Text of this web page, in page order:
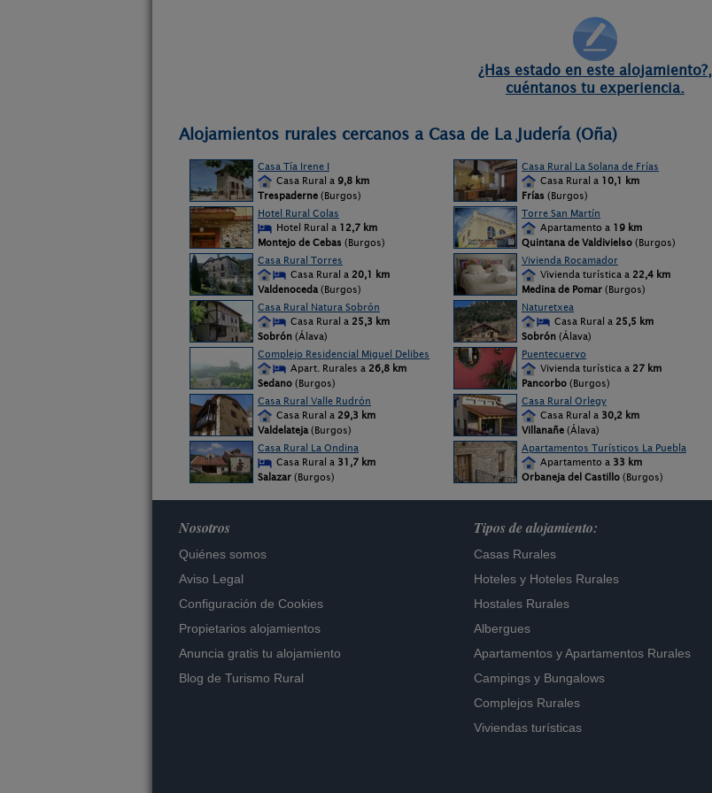
¿Has estado en este alojamiento?,
cuéntanos tu experiencia.
Alojamientos rurales cercanos a Casa de La Judería (Oña)
Casa Tía Irene I
Casa Rural a 9,8 km
Trespaderne (Burgos)
Casa Rural La Solana de Frías
Casa Rural a 10,1 km
Frías (Burgos)
Hotel Rural Colas
Hotel Rural a 12,7 km
Montejo de Cebas (Burgos)
Torre San Martín
Apartamento a 19 km
Quintana de Valdivielso (Burgos)
Casa Rural Torres
Casa Rural a 20,1 km
Valdenoceda (Burgos)
Vivienda Rocamador
Vivienda turística a 22,4 km
Medina de Pomar (Burgos)
Casa Rural Natura Sobrón
Casa Rural a 25,3 km
Sobrón (Álava)
Naturetxea
Casa Rural a 25,5 km
Sobrón (Álava)
Complejo Residencial Miguel Delibes
Apart. Rurales a 26,8 km
Sedano (Burgos)
Puentecuervo
Vivienda turística a 27 km
Pancorbo (Burgos)
Casa Rural Valle Rudrón
Casa Rural a 29,3 km
Valdelateja (Burgos)
Casa Rural Orlegy
Casa Rural a 30,2 km
Villanañe (Álava)
Casa Rural La Ondina
Casa Rural a 31,7 km
Salazar (Burgos)
Apartamentos Turísticos La Puebla
Apartamento a 33 km
Orbaneja del Castillo (Burgos)
Nosotros
Quiénes somos
Aviso Legal
Configuración de Cookies
Propietarios alojamientos
Anuncia gratis tu alojamiento
Blog de Turismo Rural
Tipos de alojamiento:
Casas Rurales
Hoteles y Hoteles Rurales
Hostales Rurales
Albergues
Apartamentos yApartamentos Rurales
Campings y Bungalows
Complejos Rurales
Viviendas turísticas